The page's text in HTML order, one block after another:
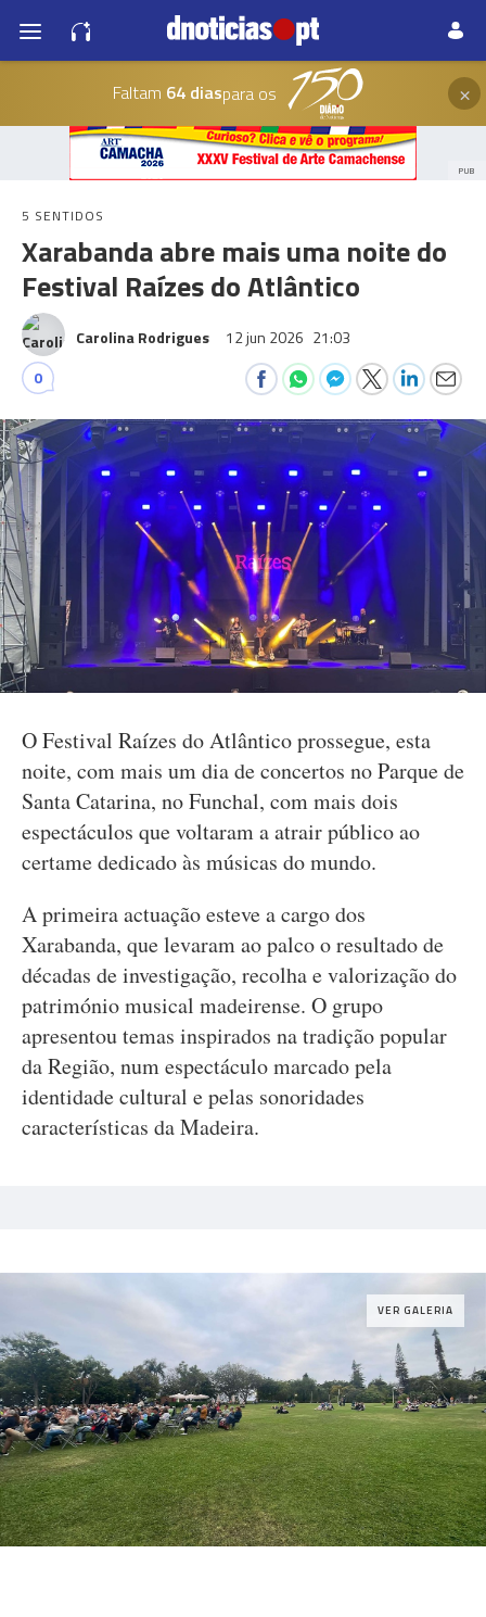
Faltam 64 diaspara os ×
PUB
5 SENTIDOS
Xarabanda abre mais uma noite do
Festival Raízes do Atlântico
Carolina Rodrigues 12 jun 2026 21:03
0
O Festival Raízes do Atlântico prossegue, esta
noite, com mais um dia de concertos no Parque de
Santa Catarina, no Funchal, com mais dois
espectáculos que voltaram a atrair público ao
certame dedicado às músicas do mundo.
A primeira actuação esteve a cargo dos
Xarabanda, que levaram ao palco o resultado de
décadas de investigação, recolha e valorização do
património musical madeirense. O grupo
apresentou temas inspirados na tradição popular
da Região, num espectáculo marcado pela
identidade cultural e pelas sonoridades
características da Madeira.
VER GALERIA